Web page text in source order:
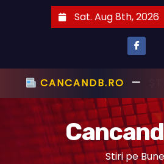
Sat. Aug 8th, 2026
CANCANDB.RO —
Stiri pe